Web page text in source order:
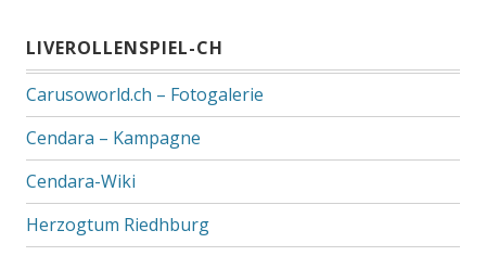
LIVEROLLENSPIEL-CH
Carusoworld.ch – Fotogalerie
Cendara – Kampagne
Cendara-Wiki
Herzogtum Riedhburg